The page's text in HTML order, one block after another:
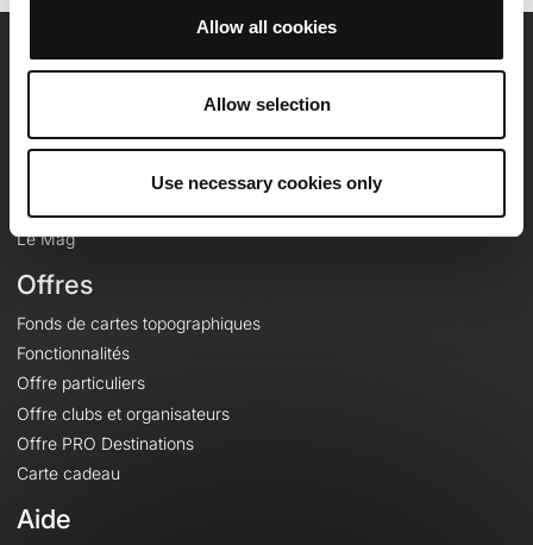
Allow all cookies
Allow selection
Use necessary cookies only
OpenRunner
Carrières
Le Mag'
Offres
Fonds de cartes topographiques
Fonctionnalités
Offre particuliers
Offre clubs et organisateurs
Offre PRO Destinations
Carte cadeau
Aide